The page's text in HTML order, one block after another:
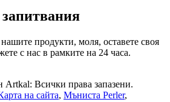
продукти, моля, оставете своя
с нас в рамките на 24 часа.
Всички права запазени.
на сайта, Мъниста Perler,